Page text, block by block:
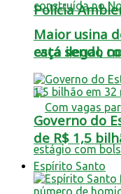
Polícia
caça ilegal,
Maior usina
está sendo
Governo do
de R$ 1,5
Espírito Santo